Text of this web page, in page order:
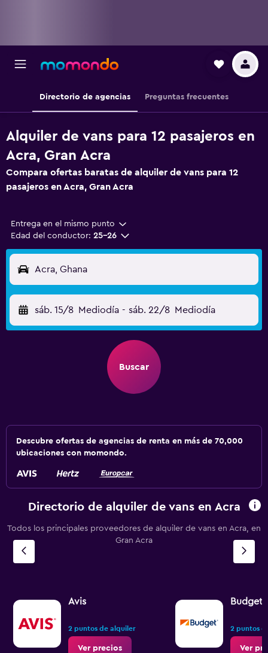
Directorio de agencias Preguntas frecuentes
Alquiler de vans para 12 pasajeros en
Acra, Gran Acra
Compara ofertas baratas de alquiler de vans para 12
pasajeros en Acra, Gran Acra
Entrega en el mismo punto
Edad del conductor: 25-26
Acra, Ghana
sáb. 15/8 Mediodía - sáb. 22/8 Mediodía
Buscar
Descubre ofertas de agencias de renta en más de 70,000
ubicaciones con momondo.
Directorio de alquiler de vans en Acra
Todos los principales proveedores de alquiler de vans en Acra, en
Gran Acra
Avis
2 puntos de alquiler
Ver precios
Budget
2 puntos
Ver